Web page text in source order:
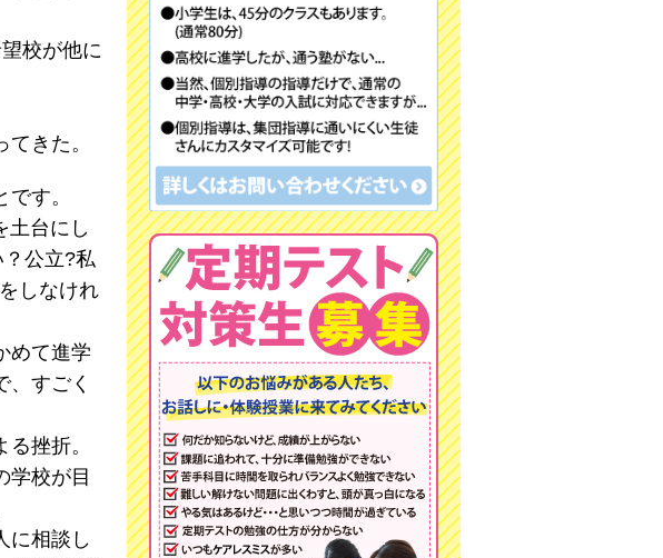
校が他に
きた。
す。
土台にし
公立?私
しなけれ
めて進学
、すごく
挫折。
学校が目
に相談し